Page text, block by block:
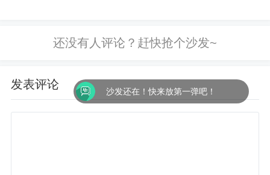
发表评论
沙发还在！快来放第一弹吧！